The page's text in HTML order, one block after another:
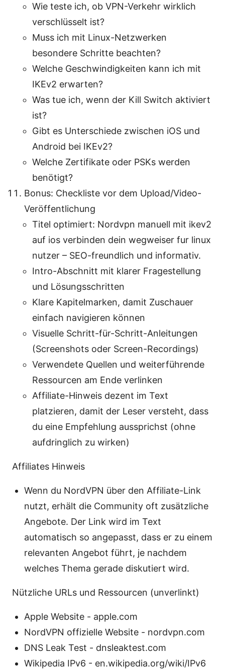
Wie teste ich, ob VPN-Verkehr wirklich
verschlüsselt ist?
Muss ich mit Linux-Netzwerken
besondere Schritte beachten?
Welche Geschwindigkeiten kann ich mit
IKEv2 erwarten?
Was tue ich, wenn der Kill Switch aktiviert
ist?
Gibt es Unterschiede zwischen iOS und
Android bei IKEv2?
Welche Zertifikate oder PSKs werden
benötigt?
Bonus: Checkliste vor dem Upload/Video-
Veröffentlichung
Titel optimiert: Nordvpn manuell mit ikev2
auf ios verbinden dein wegweiser fur linux
nutzer – SEO-freundlich und informativ.
Intro-Abschnitt mit klarer Fragestellung
und Lösungsschritten
Klare Kapitelmarken, damit Zuschauer
einfach navigieren können
Visuelle Schritt-für-Schritt-Anleitungen
(Screenshots oder Screen-Recordings)
Verwendete Quellen und weiterführende
Ressourcen am Ende verlinken
Affiliate-Hinweis dezent im Text
platzieren, damit der Leser versteht, dass
du eine Empfehlung aussprichst (ohne
aufdringlich zu wirken)
Affiliates Hinweis
Wenn du NordVPN über den Affiliate-Link
nutzt, erhält die Community oft zusätzliche
Angebote. Der Link wird im Text
automatisch so angepasst, dass er zu einem
relevanten Angebot führt, je nachdem
welches Thema gerade diskutiert wird.
Nützliche URLs und Ressourcen (unverlinkt)
Apple Website - apple.com
NordVPN offizielle Website - nordvpn.com
DNS Leak Test - dnsleaktest.com
Wikipedia IPv6 - en.wikipedia.org/wiki/IPv6